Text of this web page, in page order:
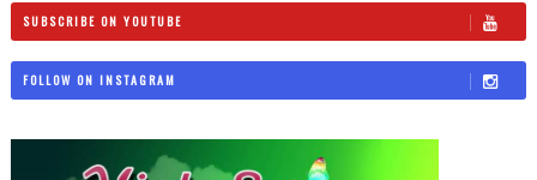
SUBSCRIBE ON YOUTUBE
FOLLOW ON INSTAGRAM